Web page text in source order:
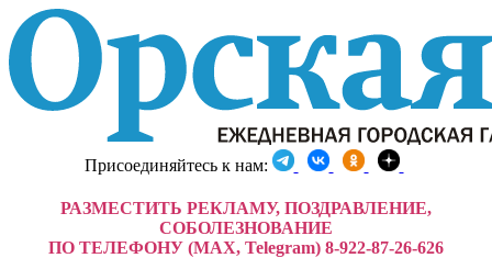
Присоединяйтесь к нам:
РАЗМЕСТИТЬ РЕКЛАМУ, ПОЗДРАВЛЕНИЕ,
СОБОЛЕЗНОВАНИЕ
ПО ТЕЛЕФОНУ (MAX, Telegram) 8-922-87-26-626